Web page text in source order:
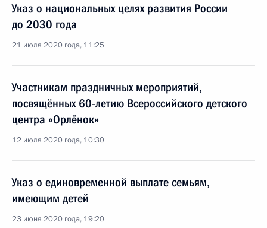
Указ о национальных целях развития России
до 2030 года
21 июля 2020 года, 11:25
Участникам праздничных мероприятий,
посвящённых 60-летию Всероссийского детского
центра «Орлёнок»
12 июля 2020 года, 10:30
Указ о единовременной выплате семьям,
имеющим детей
23 июня 2020 года, 19:20